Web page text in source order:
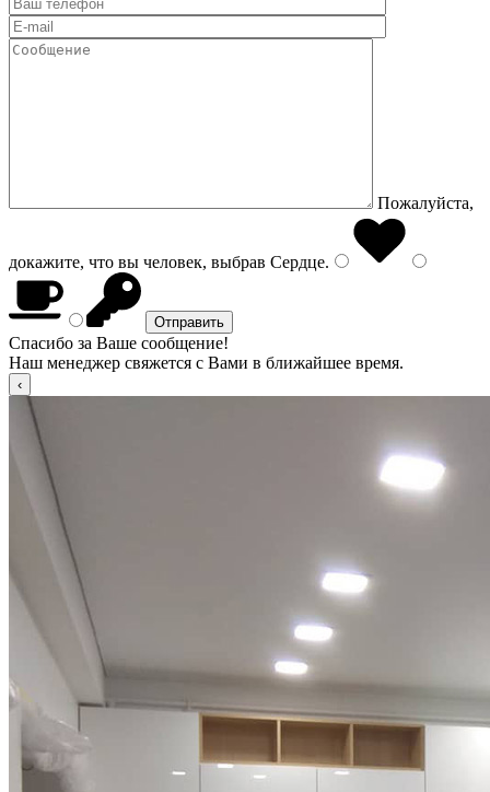
Пожалуйста,
докажите, что вы человек, выбрав Сердце.
Спасибо за Ваше сообщение!
Наш менеджер свяжется с Вами в ближайшее время.